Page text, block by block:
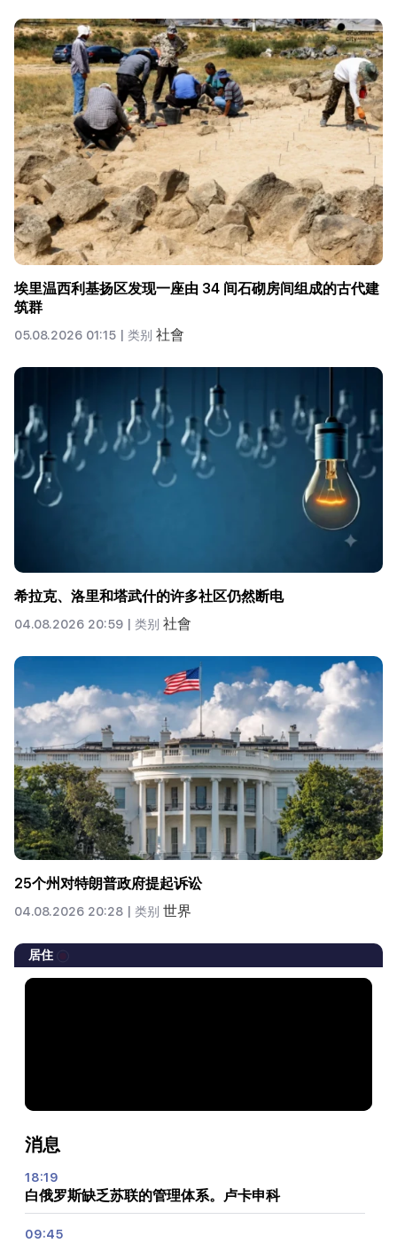
埃里温西利基扬区发现一座由 34 间石砌房间组成的古代建
筑群
05.08.2026 01:15 | 类别 社會
希拉克、洛里和塔武什的许多社区仍然断电
04.08.2026 20:59 | 类别 社會
25个州对特朗普政府提起诉讼
04.08.2026 20:28 | 类别 世界
居住
消息
18:19
白俄罗斯缺乏苏联的管理体系。卢卡申科
09:45